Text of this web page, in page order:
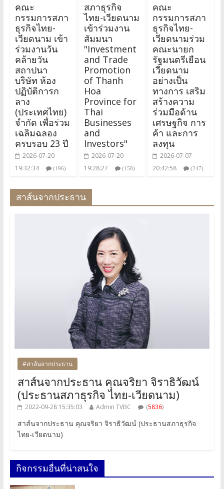
คณะ
กรรมการสภา
ธุรกิจไทย-
เวียดนาม เข้า
ร่วมงานวัน
คล้ายวัน
สถาปนา
บริษัท ห้อง
ปฏิบัติการก
ลาง
(ประเทศไทย)
จำกัด เพื่อร่วม
เฉลิมฉลอง
ครบรอบ 23 ปี
2026-07-20
19:32:34
(196)
สภาธุรกิจ
ไทย-เวียดนาม
เข้าร่วมงาน
สัมมนา
"Investment
and Trade
Promotion
of Thanh
Hoa
Province for
Thai
Businesses
and
Investors"
2026-07-20
19:28:27
(158)
คณะ
กรรมการสภา
ธุรกิจไทย-
เวียดนามร่วม
คณะนายก
รัฐมนตรีเยือน
เวียดนาม
อย่างเป็น
ทางการ เสริม
สร้างความ
ร่วมมือด้าน
เศรษฐกิจ การ
ค้า และการ
ลงทุน
2026-07-07
20:42:58
(247)
สาส์นจากประธาน
#สาส์นจากประธาน
สาส์นจากประธาน คุณจริยา จิราธิวัฒน์
(ประธานสภาธุรกิจ ไทย-เวียดนาม)
2022-09-28 15:35:03 Admin TVBC (5836)
สาส์นจากประธาน คุณจริยา จิราธิวัฒน์ (ประธานสภาธุรกิจ
ไทย-เวียดนาม)
กิจกรรมอื่นที่น่าสนใจ